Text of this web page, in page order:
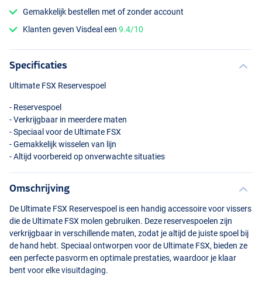
Gemakkelijk bestellen met of zonder account
Klanten geven Visdeal een9.4/10
Specificaties
Ultimate FSX Reservespoel
- Reservespoel
- Verkrijgbaar in meerdere maten
- Speciaal voor de Ultimate FSX
- Gemakkelijk wisselen van lijn
- Altijd voorbereid op onverwachte situaties
Omschrijving
De Ultimate FSX Reservespoel is een handig accessoire voor vissers
die de Ultimate FSX molen gebruiken. Deze reservespoelen zijn
verkrijgbaar in verschillende maten, zodat je altijd de juiste spoel bij
de hand hebt. Speciaal ontworpen voor de Ultimate FSX, bieden ze
een perfecte pasvorm en optimale prestaties, waardoor je klaar
bent voor elke visuitdaging.